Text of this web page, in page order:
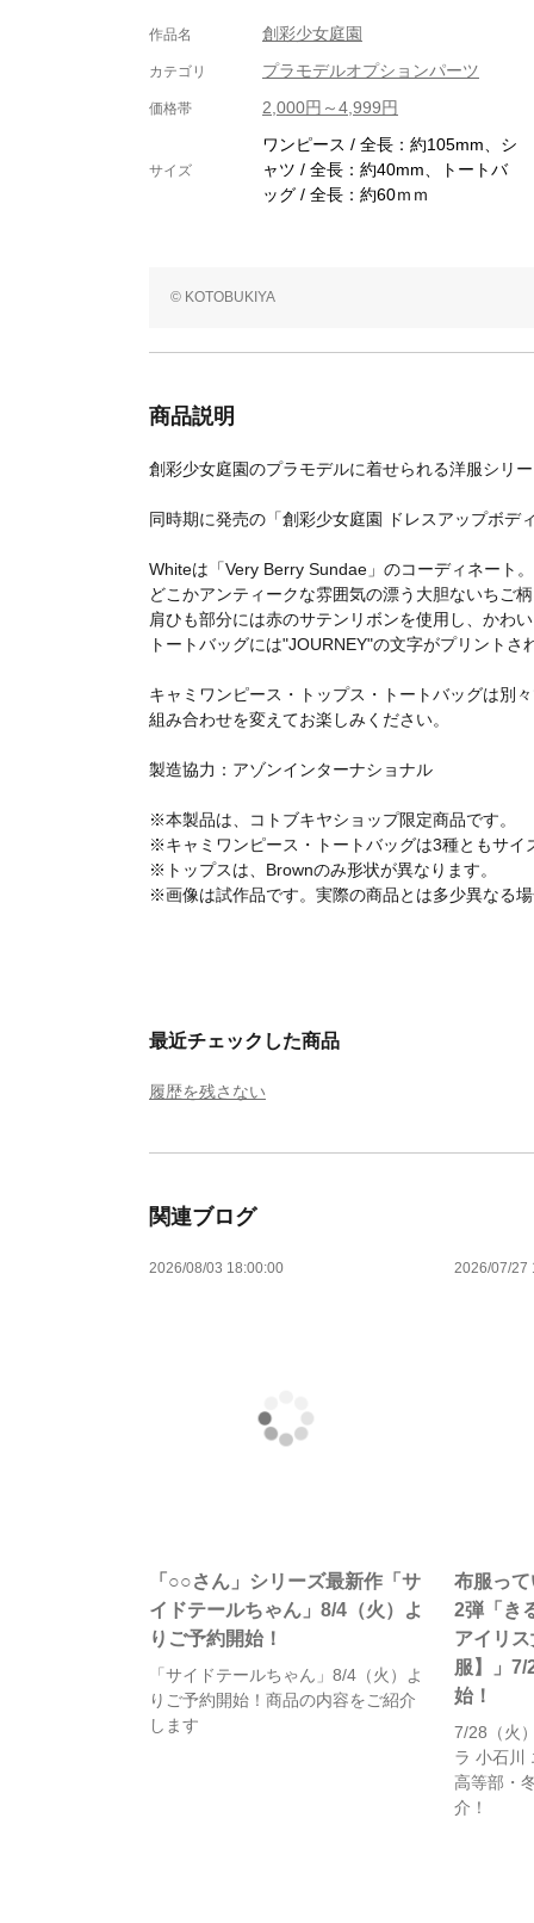
作品名 創彩少女庭園
カテゴリ プラモデルオプションパーツ
価格帯 2,000円～4,999円
サイズ
ワンピース / 全長：約105mm、シ
ャツ / 全長：約40mm、トートバ
ッグ / 全長：約60ｍｍ
© KOTOBUKIYA
商品説明
創彩少女庭園のプラモデルに着せられる洋服シリ
同時期に発売の「創彩少女庭園 ドレスアップボデ
Whiteは「Very Berry Sundae」のコーディネート。
どこかアンティークな雰囲気の漂う大胆ないちご
肩ひも部分には赤のサテンリボンを使用し、かわ
トートバッグには"JOURNEY"の文字がプリントさ
キャミワンピース・トップス・トートバッグは別
組み合わせを変えてお楽しみください。
製造協力：アゾンインターナショナル
※本製品は、コトブキヤショップ限定商品です。
※キャミワンピース・トートバッグは3種ともサ
※トップスは、Brownのみ形状が異なります。
※画像は試作品です。実際の商品とは多少異なる
最近チェックした商品
履歴を残さない
関連ブログ
2026/08/03 18:00:00
「○○さん」シリーズ最新作「サ
イドテールちゃん」8/4（火）よ
りご予約開始！
「サイドテールちゃん」8/4（火）よ
りご予約開始！商品の内容をご紹介
します
2026/07/27
布服っ
2弾「き
アイリ
服】」
始！
7/28（火
ラ 小石川
高等部・
介！